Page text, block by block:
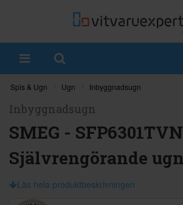
Spis & Ugn Ugn Inbyggnadsugn
Inbyggnadsugn
SMEG -
Självrengörande ugn
Läs hela produktbeskrivningen